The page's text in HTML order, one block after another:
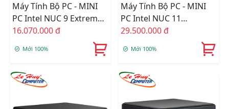
Máy Tính Bộ PC - MINI
PC Intel NUC 9 Extreme
Kit I5-9300H/Intel UHD
Graphics 630/Wifi 6 +
Bluetooth
16.070.000 đ
Mới 100%
Máy Tính Bộ PC - MINI
PC Intel NUC 11
Enthusiast NUC11PHKi7
L6 I7-1165G7/Intel Iris Xe
Graphics/Wifi +
29.500.000 đ
Mới 100%